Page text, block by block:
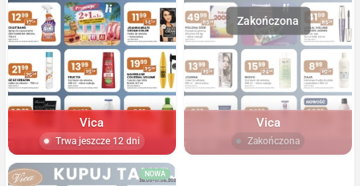
Vica
Trwa jeszcze 12 dni
Vica
Zakończona
NOWA